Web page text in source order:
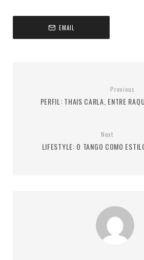
EMAIL
Previous
PERFIL: THAIS CARLA, ENTRE
Next
LIFESTYLE: O TANGO COMO